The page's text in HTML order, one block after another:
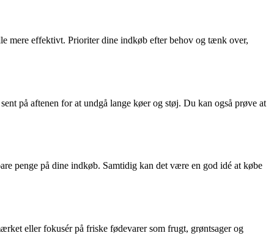
mere effektivt. Prioriter dine indkøb efter behov og tænk over,
på aftenen for at undgå lange køer og støj. Du kan også prøve at
penge på dine indkøb. Samtidig kan det være en god idé at købe
eller fokusér på friske fødevarer som frugt, grøntsager og